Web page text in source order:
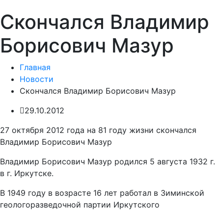
Cкончался Владимир
Борисович Мазур
Главная
Новости
Cкончался Владимир Борисович Мазур
29.10.2012
27 октября 2012 года на 81 году жизни скончался
Владимир Борисович Мазур
Владимир Борисович Мазур родился 5 августа 1932 г.
в г. Иркутске.
В 1949 году в возрасте 16 лет работал в Зиминской
геологоразведочной партии Иркутского